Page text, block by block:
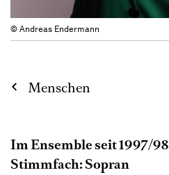
© Andreas Endermann
Menschen
Im Ensemble seit 1997/98
Stimmfach: Sopran